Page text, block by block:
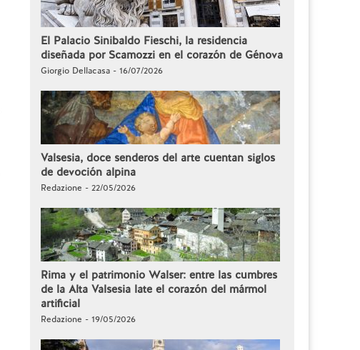
El Palacio Sinibaldo Fieschi, la residencia
diseñada por Scamozzi en el corazón de Génova
Giorgio Dellacasa - 16/07/2026
Valsesia, doce senderos del arte cuentan siglos
de devoción alpina
Redazione - 22/05/2026
Rima y el patrimonio Walser: entre las cumbres
de la Alta Valsesia late el corazón del mármol
artificial
Redazione - 19/05/2026